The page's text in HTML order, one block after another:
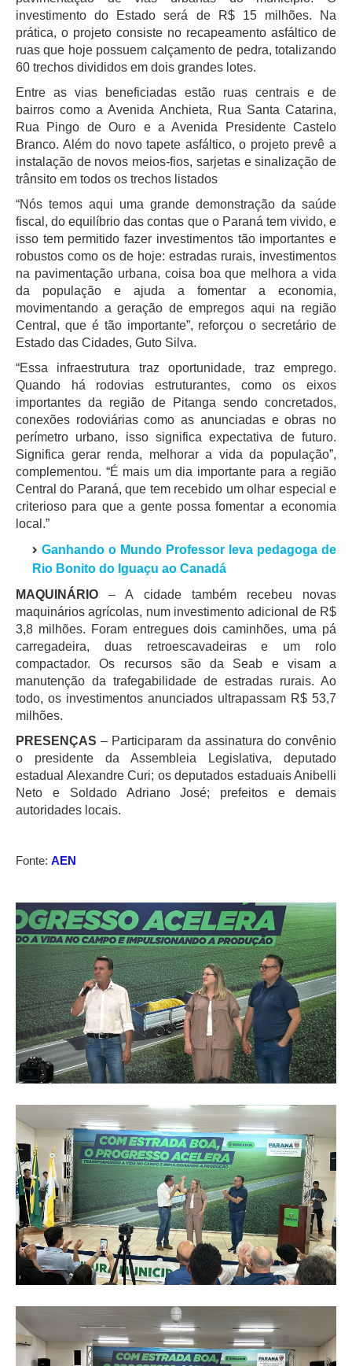
investimento do Estado será de R$ 15 milhões. Na
prática, o projeto consiste no recapeamento asfáltico de
ruas que hoje possuem calçamento de pedra, totalizando
60 trechos divididos em dois grandes lotes.
Entre as vias beneficiadas estão ruas centrais e de
bairros como a Avenida Anchieta, Rua Santa Catarina,
Rua Pingo de Ouro e a Avenida Presidente Castelo
Branco. Além do novo tapete asfáltico, o projeto prevê a
instalação de novos meios-fios, sarjetas e sinalização de
trânsito em todos os trechos listados
“Nós temos aqui uma grande demonstração da saúde
fiscal, do equilíbrio das contas que o Paraná tem vivido, e
isso tem permitido fazer investimentos tão importantes e
robustos como os de hoje: estradas rurais, investimentos
na pavimentação urbana, coisa boa que melhora a vida
da população e ajuda a fomentar a economia,
movimentando a geração de empregos aqui na região
Central, que é tão importante”, reforçou o secretário de
Estado das Cidades, Guto Silva.
“Essa infraestrutura traz oportunidade, traz emprego.
Quando há rodovias estruturantes, como os eixos
importantes da região de Pitanga sendo concretados,
conexões rodoviárias como as anunciadas e obras no
perímetro urbano, isso significa expectativa de futuro.
Significa gerar renda, melhorar a vida da população”,
complementou. “É mais um dia importante para a região
Central do Paraná, que tem recebido um olhar especial e
criterioso para que a gente possa fomentar a economia
local.”
Ganhando o Mundo Professor leva pedagoga de
Rio Bonito do Iguaçu ao Canadá
MAQUINÁRIO – A cidade também recebeu novas
maquinários agrícolas, num investimento adicional de R$
3,8 milhões. Foram entregues dois caminhões, uma pá
carregadeira, duas retroescavadeiras e um rolo
compactador. Os recursos são da Seab e visam a
manutenção da trafegabilidade de estradas rurais. Ao
todo, os investimentos anunciados ultrapassam R$ 53,7
milhões.
PRESENÇAS – Participaram da assinatura do convênio
o presidente da Assembleia Legislativa, deputado
estadual Alexandre Curi; os deputados estaduais Anibelli
Neto e Soldado Adriano José; prefeitos e demais
autoridades locais.
Fonte: AEN